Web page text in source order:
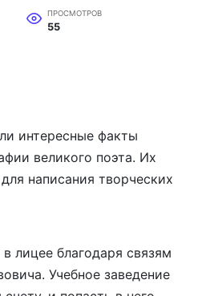
ПРОСМОТРОВ
55
интересные факты
великого поэта. Их
написания творческих
лицее благодаря связям
Учебное заведение